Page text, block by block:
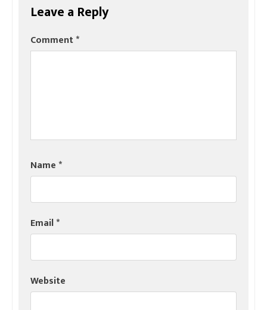
Leave a Reply
Comment*
Name*
Email*
Website